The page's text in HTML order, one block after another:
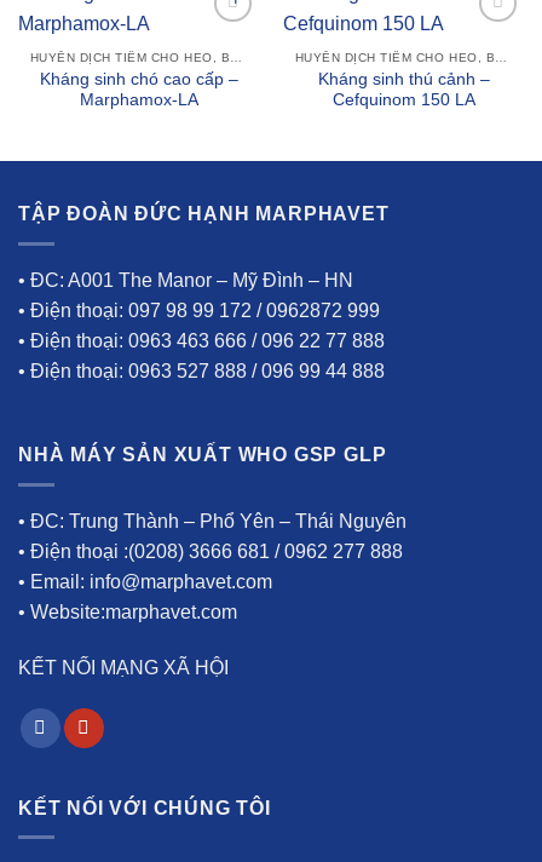
wishlist
HUYỄN DỊCH TIÊM CHO HEO, BÒ SỮA, TRÂU BÒ VÀ GIA SÚC KHÁC
Kháng sinh chó cao cấp –
Marphamox-LA
wishlist
HUYỄN DỊCH TIÊM CHO HEO, BÒ SỮA, TRÂU BÒ VÀ GIA SÚC KHÁC
Kháng sinh thú cảnh –
Cefquinom 150 LA
TẬP ĐOÀN ĐỨC HẠNH MARPHAVET
• ĐC: A001 The Manor – Mỹ Đình – HN
• Điện thoại: 097 98 99 172 / 0962872 999
• Điện thoại: 0963 463 666 / 096 22 77 888
• Điện thoại: 0963 527 888 / 096 99 44 888
NHÀ MÁY SẢN XUẤT WHO GSP GLP
• ĐC: Trung Thành – Phổ Yên – Thái Nguyên
• Điện thoại :(0208) 3666 681 / 0962 277 888
• Email: info@marphavet.com
• Website:marphavet.com
KẾT NỐI MẠNG XÃ HỘI
KẾT NỐI VỚI CHÚNG TÔI